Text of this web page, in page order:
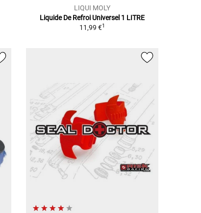
LIQUI MOLY
Liquide De Refroi Universel 1 LITRE
11,99 €1